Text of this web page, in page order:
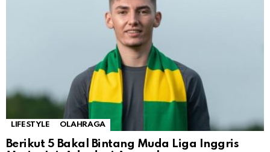
LIFESTYLE OLAHRAGA
Berikut 5 Bakal Bintang Muda Liga Inggris